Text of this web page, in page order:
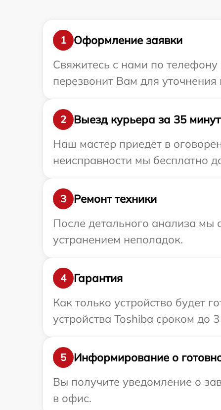
1
Оформление заявки
Свяжитесь с нами по телефону
перезвонит Вам для
2
Выезд курьера за 35 минут
Наш мастер приедет в
неисправности мы бесплатно
3
Ремонт техники
После детального анализа мы
устранением неполадок.
4
Гарантия
Как только устройство будет
устройства Toshiba сроком до 3
5
Информирование о
Вы получите уведомление о
в офис.